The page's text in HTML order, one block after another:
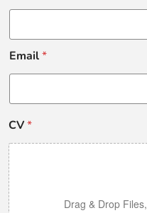
Email*
CV*
Drag & Drop Files,